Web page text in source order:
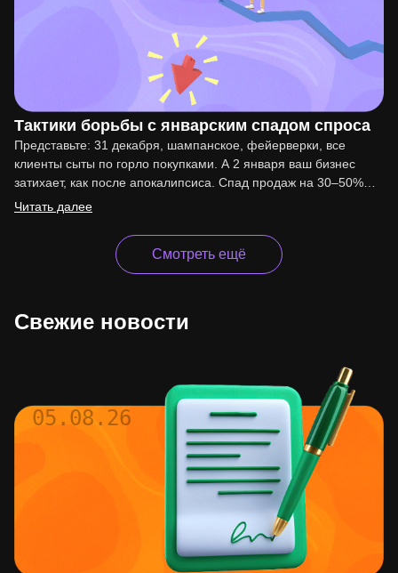
Тактики борьбы с январским спадом спроса
Представьте: 31 декабря, шампанское, фейерверки, все
клиенты сыты по горло покупками. А 2 января ваш бизнес
затихает, как после апокалипсиса. Спад продаж на 30–50%…
Читать далее
Смотреть ещё
Свежие новости
05.08.26